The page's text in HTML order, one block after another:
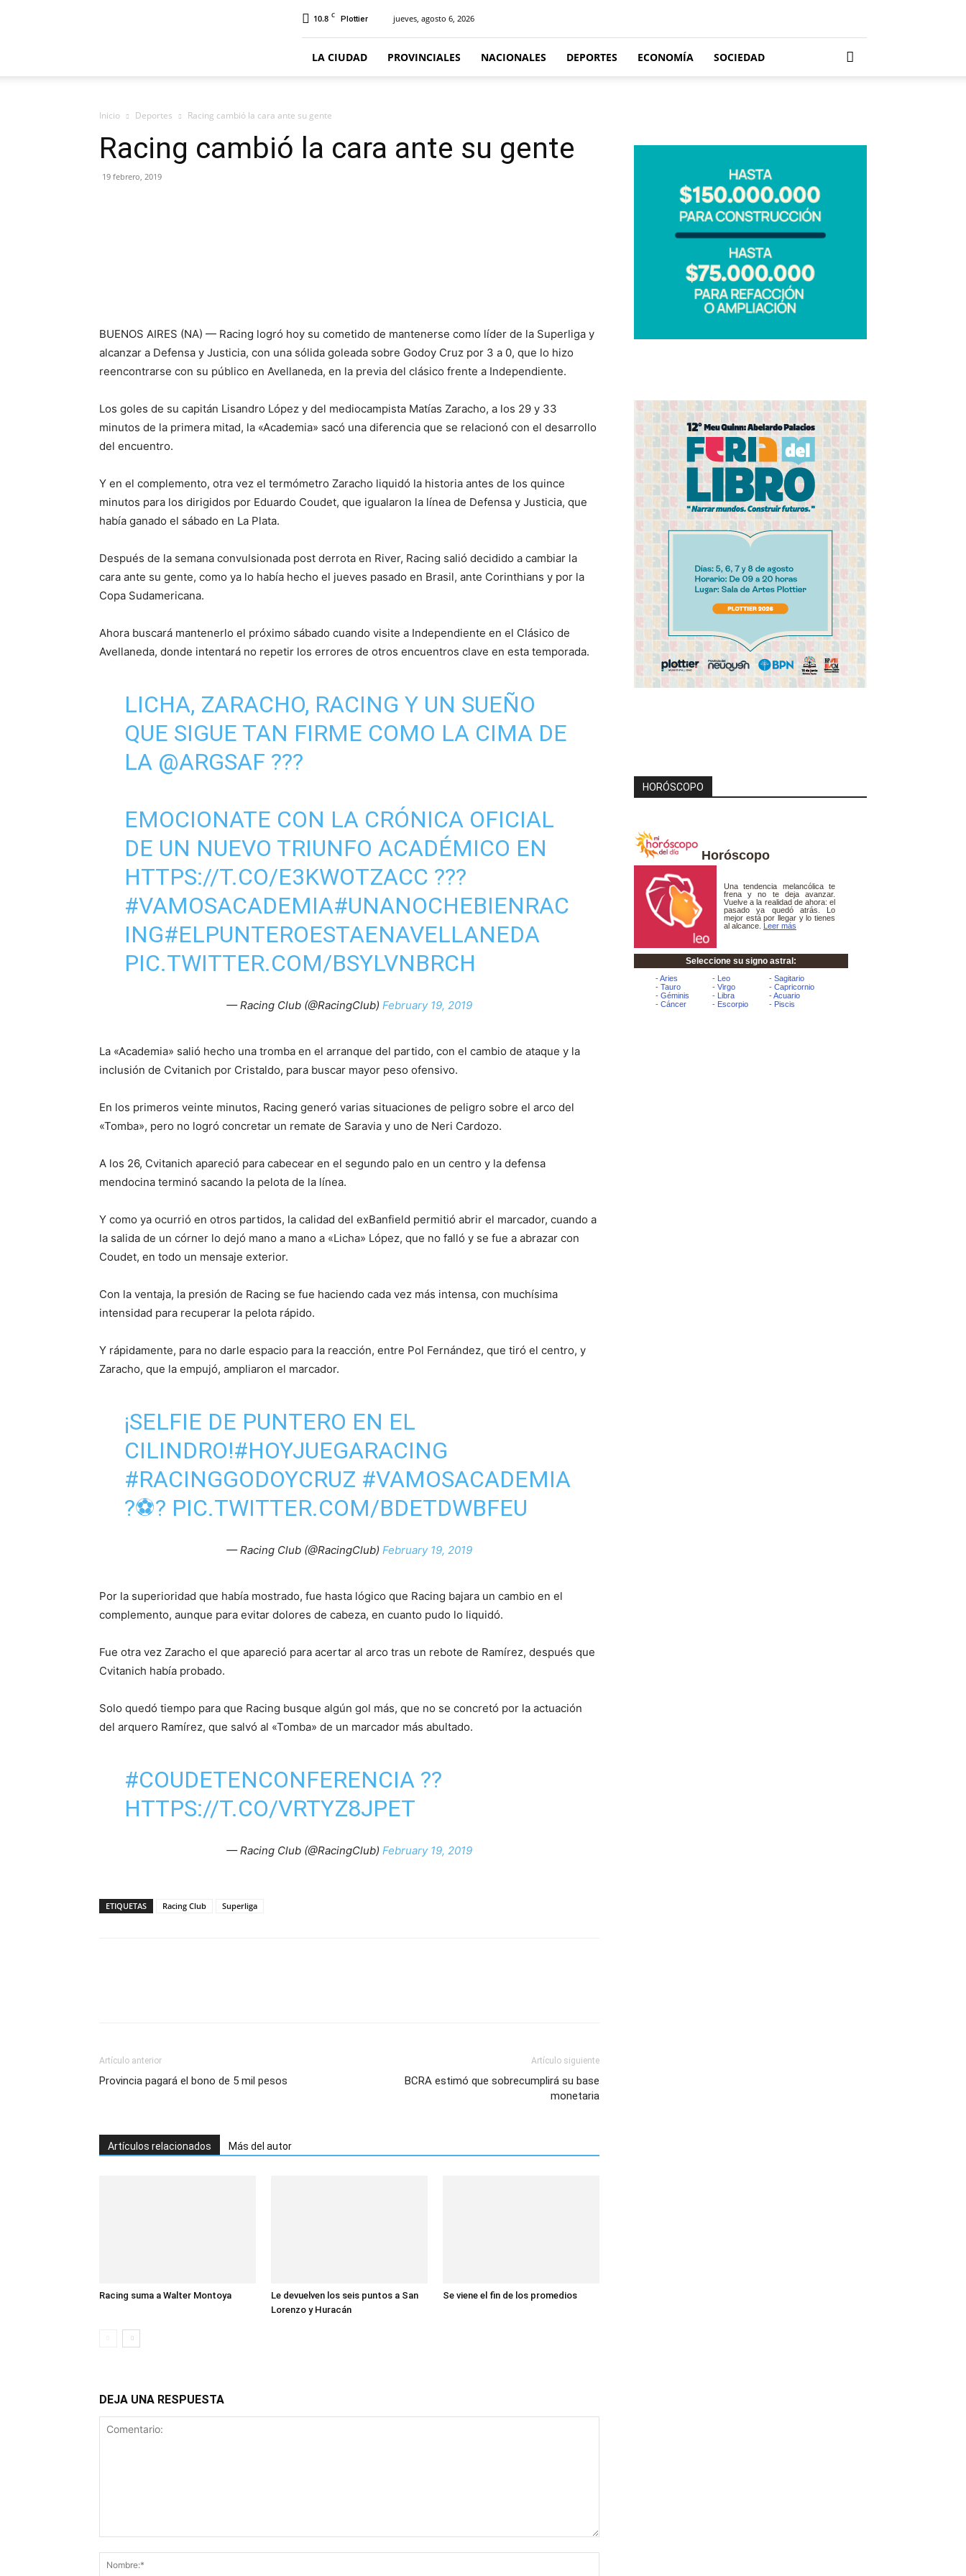
10.8 C Plottier jueves, agosto 6, 2026
LA CIUDAD PROVINCIALES NACIONALES DEPORTES ECONOMÍA SOCIEDAD
Inicio Deportes Racing cambió la cara ante su gente
Racing cambió la cara ante su gente
19 febrero, 2019
BUENOS AIRES (NA) — Racing logró hoy su cometido de mantenerse como líder de la Superliga y
alcanzar a Defensa y Justicia, con una sólida goleada sobre Godoy Cruz por 3 a 0, que lo hizo
reencontrarse con su público en Avellaneda, en la previa del clásico frente a Independiente.
Los goles de su capitán Lisandro López y del mediocampista Matías Zaracho, a los 29 y 33
minutos de la primera mitad, la «Academia» sacó una diferencia que se relacionó con el desarrollo
del encuentro.
Y en el complemento, otra vez el termómetro Zaracho liquidó la historia antes de los quince
minutos para los dirigidos por Eduardo Coudet, que igualaron la línea de Defensa y Justicia, que
había ganado el sábado en La Plata.
Después de la semana convulsionada post derrota en River, Racing salió decidido a cambiar la
cara ante su gente, como ya lo había hecho el jueves pasado en Brasil, ante Corinthians y por la
Copa Sudamericana.
Ahora buscará mantenerlo el próximo sábado cuando visite a Independiente en el Clásico de
Avellaneda, donde intentará no repetir los errores de otros encuentros clave en esta temporada.
LICHA, ZARACHO, RACING Y UN SUEÑO
QUE SIGUE TAN FIRME COMO LA CIMA DE
LA @ARGSAF ???
EMOCIONATE CON LA CRÓNICA OFICIAL
DE UN NUEVO TRIUNFO ACADÉMICO EN
HTTPS://T.CO/E3KWOTZACC ???
#VAMOSACADEMIA#UNANOCHEBIENRAC
ING#ELPUNTEROESTAENAVELLANEDA
PIC.TWITTER.COM/BSYLVNBRCH
— Racing Club (@RacingClub) February 19, 2019
La «Academia» salió hecho una tromba en el arranque del partido, con el cambio de ataque y la
inclusión de Cvitanich por Cristaldo, para buscar mayor peso ofensivo.
En los primeros veinte minutos, Racing generó varias situaciones de peligro sobre el arco del
«Tomba», pero no logró concretar un remate de Saravia y uno de Neri Cardozo.
A los 26, Cvitanich apareció para cabecear en el segundo palo en un centro y la defensa
mendocina terminó sacando la pelota de la línea.
Y como ya ocurrió en otros partidos, la calidad del exBanfield permitió abrir el marcador, cuando a
la salida de un córner lo dejó mano a mano a «Licha» López, que no falló y se fue a abrazar con
Coudet, en todo un mensaje exterior.
Con la ventaja, la presión de Racing se fue haciendo cada vez más intensa, con muchísima
intensidad para recuperar la pelota rápido.
Y rápidamente, para no darle espacio para la reacción, entre Pol Fernández, que tiró el centro, y
Zaracho, que la empujó, ampliaron el marcador.
¡SELFIE DE PUNTERO EN EL
CILINDRO!#HOYJUEGARACING
#RACINGGODOYCRUZ #VAMOSACADEMIA
?⚽️? PIC.TWITTER.COM/BDETDWBFEU
— Racing Club (@RacingClub) February 19, 2019
Por la superioridad que había mostrado, fue hasta lógico que Racing bajara un cambio en el
complemento, aunque para evitar dolores de cabeza, en cuanto pudo lo liquidó.
Fue otra vez Zaracho el que apareció para acertar al arco tras un rebote de Ramírez, después que
Cvitanich había probado.
Solo quedó tiempo para que Racing busque algún gol más, que no se concretó por la actuación
del arquero Ramírez, que salvó al «Tomba» de un marcador más abultado.
#COUDETENCONFERENCIA??
HTTPS://T.CO/VRTYZ8JPET
— Racing Club (@RacingClub) February 19, 2019
ETIQUETAS Racing Club Superliga
Artículo anterior
Provincia pagará el bono de 5 mil pesos
Artículo siguiente
BCRA estimó que sobrecumplirá su base
monetaria
Artículos relacionados Más del autor
Racing suma a Walter Montoya
Le devuelven los seis puntos a San
Lorenzo y Huracán
Se viene el fin de los promedios
DEJA UNA RESPUESTA
HORÓSCOPO
Horóscopo